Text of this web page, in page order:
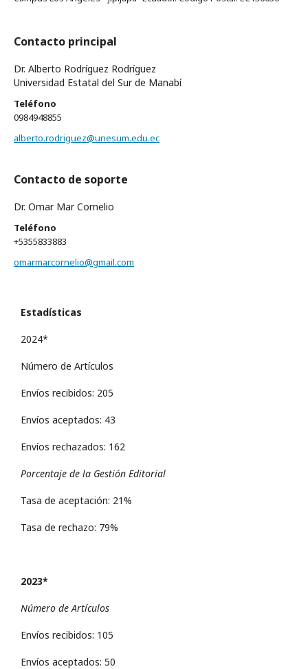
Contacto principal
Dr. Alberto Rodríguez Rodríguez
Universidad Estatal del Sur de Manabí
Teléfono
0984948855
alberto.rodriguez@unesum.edu.ec
Contacto de soporte
Dr. Omar Mar Cornelio
Teléfono
+5355833883
omarmarcornelio@gmail.com
Estadísticas
2024*
Número de Artículos
Envíos recibidos: 205
Envíos aceptados: 43
Envíos rechazados: 162
Porcentaje de la Gestión Editorial
Tasa de aceptación: 21%
Tasa de rechazo: 79%
2023*
Número de Artículos
Envíos recibidos: 105
Envíos aceptados: 50